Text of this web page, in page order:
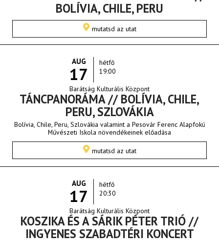
BOLÍVIA, CHILE, PERU
mutatsd az utat
AUG
17
hétfő
19:00
Barátság Kulturális Központ
TÁNCPANORÁMA // BOLÍVIA, CHILE,
PERU, SZLOVÁKIA
Bolívia, Chile, Peru, Szlovákia valamint a Pesovár Ferenc Alapfokú
Művészeti Iskola növendékeinek előadása
mutatsd az utat
AUG
17
hétfő
20:30
Barátság Kulturális Központ
KOSZIKA ÉS A SÁRIK PÉTER TRIÓ //
INGYENES SZABADTÉRI KONCERT